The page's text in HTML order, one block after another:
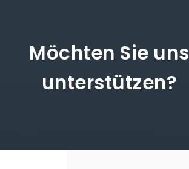
Möchten Sie uns
unterstützen?